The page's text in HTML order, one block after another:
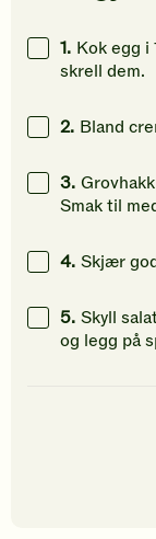
vurdere
denne
oppskriften.
1. Kok egg i
skrell dem.
2. Bland
3.
Smak til
4. Skjær
5. Skyll
og legg på